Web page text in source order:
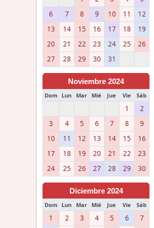
6
7 8 9 10 11
12
13
14 15 16 17 18
19
20
21 22 23 24 25
26
27
28 29 30 31
Noviembre 2024
Dom Lun Mar Mié Jue Vie Sáb
1
2
3
4 5 6 7 8
9
10
11 12 13 14 15
16
17
18 19 20 21 22
23
24
25 26 27 28 29 30
Diciembre 2024
Dom Lun Mar Mié Jue Vie Sáb
1 2 3 4 5 6 7